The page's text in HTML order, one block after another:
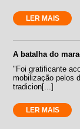
LER MAIS
A batalha do
"Foi gratificante
mobilização pelos
tradicion[...]
LER MAIS